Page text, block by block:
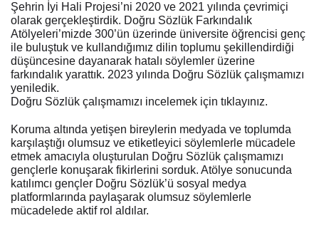
Şehrin İyi Hali Projesi’ni 2020 ve 2021 yılında çevrimiçi
olarak gerçekleştirdik. Doğru Sözlük Farkındalık
Atölyeleri’mizde 300’ün üzerinde üniversite öğrencisi genç
ile buluştuk ve kullandığımız dilin toplumu şekillendirdiği
düşüncesine dayanarak hatalı söylemler üzerine
farkındalık yarattık. 2023 yılında Doğru Sözlük çalışmamızı
yeniledik.
Doğru Sözlük çalışmamızı incelemek için tıklayınız.
Koruma altında yetişen bireylerin medyada ve toplumda
karşılaştığı olumsuz ve etiketleyici söylemlerle mücadele
etmek amacıyla oluşturulan Doğru Sözlük çalışmamızı
gençlerle konuşarak fikirlerini sorduk. Atölye sonucunda
katılımcı gençler Doğru Sözlük’ü sosyal medya
platformlarında paylaşarak olumsuz söylemlerle
mücadelede aktif rol aldılar.